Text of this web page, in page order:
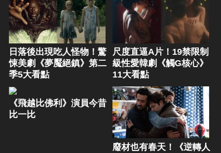
日落後出現吃人怪物！驚
悚美劇《夢魘絕鎮》第二
季5大看點
尺度直逼A片！19禁限制
級性愛韓劇《觸G核心》
11大看點
《飛越比佛利》演員今昔
比一比
廢材也有春天！《逆轉人